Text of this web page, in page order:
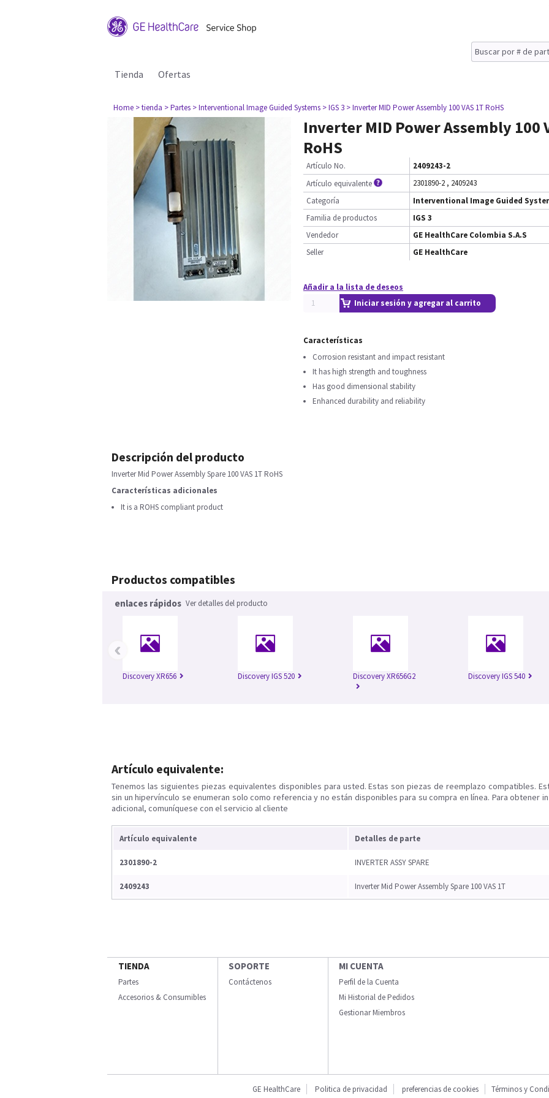
Tienda Ofertas
Home > tienda > Partes > Interventional Image Guided Systems > IGS 3 > Inverter MID Power Assembly 100 VAS 1T RoHS
Inverter MID Power Assembly 100
RoHS
Artículo No.
2409243-2
Artículo equivalente
2301890-2 , 2409243
Categoría
Interventional Image Guided
Familia de productos
IGS 3
Vendedor
GE HealthCare Colombia S.A.S
Seller
GE HealthCare
Añadir a la lista de deseos
Iniciar sesión y agregar al carrito
Características
Corrosion resistant and impact resistant
It has high strength and toughness
Has good dimensional stability
Enhanced durability and reliability
Descripción del producto
Inverter Mid Power Assembly Spare 100 VAS 1T RoHS
Características adicionales
It is a ROHS compliant product
Productos compatibles
enlaces rápidos Ver detalles del producto
Discovery XR656 Discovery IGS 520 Discovery XR656G2 Discovery IGS 540
‹
Artículo equivalente:
Tenemos las siguientes piezas equivalentes disponibles para usted. Estas son piezas de reemplazo compatibles.
sin un hipervínculo se enumeran solo como referencia y no están disponibles para su compra en línea. Para obtener
adicional, comuníquese con el servicio al cliente
Artículo equivalente Detalles de parte
2301890-2 INVERTER ASSY SPARE
2409243 Inverter Mid Power Assembly Spare 100 VAS 1T
TIENDA
Partes
Accesorios & Consumibles
SOPORTE
Contáctenos
MI CUENTA
Perfil de la Cuenta
Mi Historial de Pedidos
Gestionar Miembros
GE HealthCare Politica de privacidad preferencias de cookies Términos y